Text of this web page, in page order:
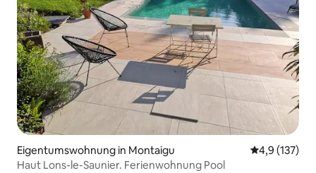
Eigentumswohnung in Montaigu
4,9 (137)
Haut Lons-le-Saunier. Ferienwohnung Pool